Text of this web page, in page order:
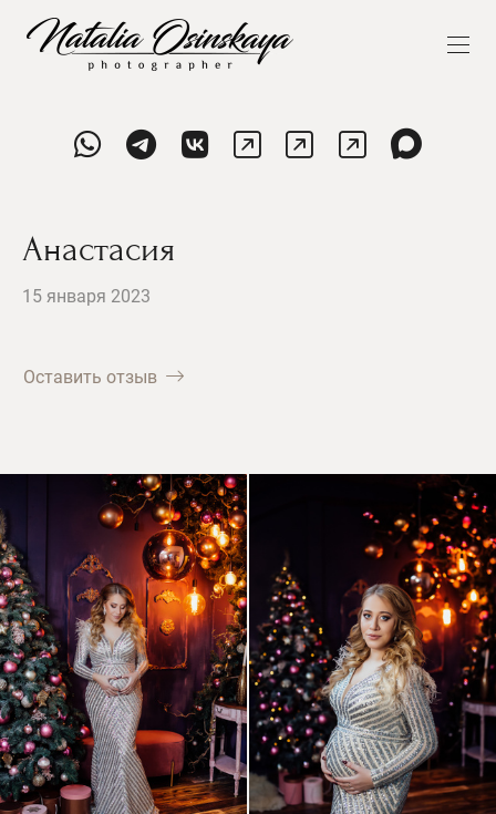
Анастасия
15 января 2023
Оставить отзыв